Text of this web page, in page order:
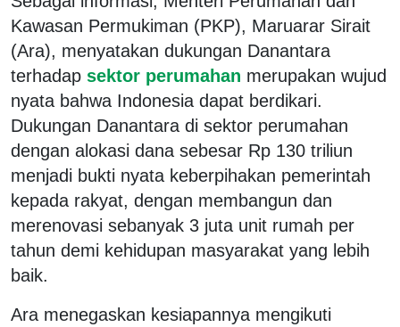
Kawasan Permukiman (PKP), Maruarar Sirait
(Ara), menyatakan dukungan Danantara
terhadap sektor perumahan merupakan wujud
nyata bahwa Indonesia dapat berdikari.
Dukungan Danantara di sektor perumahan
dengan alokasi dana sebesar Rp 130 triliun
menjadi bukti nyata keberpihakan pemerintah
kepada rakyat, dengan membangun dan
merenovasi sebanyak 3 juta unit rumah per
tahun demi kehidupan masyarakat yang lebih
baik.
Ara menegaskan kesiapannya mengikuti